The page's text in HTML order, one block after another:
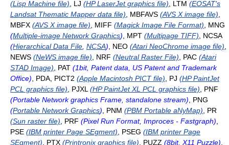
(Lisp Machine file) , LJ (HP LaserJet graphics file) , LTM (EOSAT's
Landsat Thematic Mapper data file) , MBFAVS (AVS X image file)
MBFX (AVS X image file) , MIFF (Magick Image File Format) , MNG
(Multiple-image Network Graphics) , MPT (Multipage TIFF) , NCSA
(Hierarchical Data File NCSA) , NEO (Atari NeoChrome image file)
NEWS (NeWS image file) , NRF (Neutral Raster File) , PAC (Atari
STAD Image) , PAT (1bit, Patent data, US Patent and Trademark
Office) , PDA, PICT2 (Apple Macintosh PICT file) , PJ (HP PaintJet
PCL graphics file) , PJXL (HP PaintJet XL PCL graphics file) , PNF
(Portable Network graphics Frame, standalone stream) , PNG
(Portable Network Graphics) , PNM (PBM Portable aNyMap) , PR
(Sun raster file) , PRF (Pixel Run Format, Improces - Fastgraph)
PSE (IBM printer Page SEgment) , PSEG (IBM printer Page
SEgment) , PTX (Printronix graphics file) , PUZZ (8bit, X11 Puzzle)